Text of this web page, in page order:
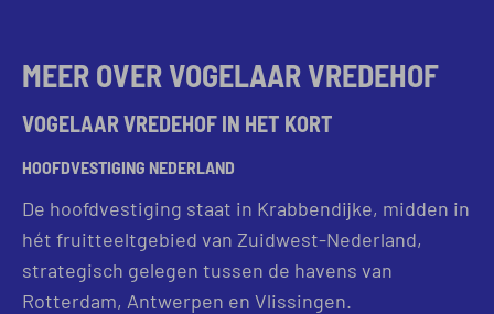
MEER OVER VOGELAAR VREDEHOF
VOGELAAR VREDEHOF IN HET KORT
HOOFDVESTIGING NEDERLAND
De hoofdvestiging staat in Krabbendijke, midden in
hét fruitteeltgebied van Zuidwest-Nederland,
strategisch gelegen tussen de havens van
Rotterdam, Antwerpen en Vlissingen.